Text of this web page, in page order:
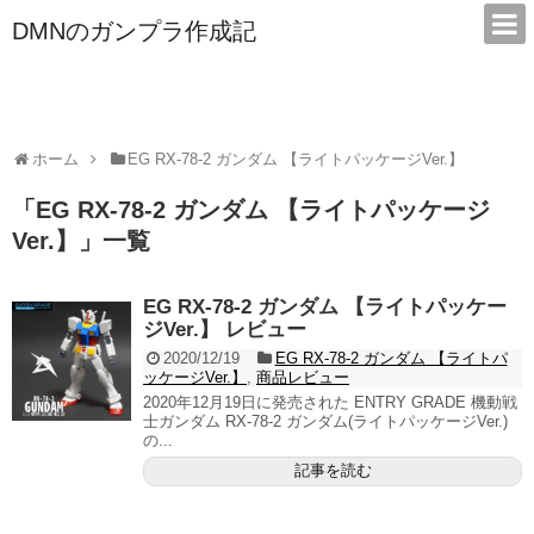
DMNのガンプラ作成記
ホーム EG RX-78-2 ガンダム 【ライトパッケージVer.】
「 EG RX-78-2 ガンダム 【ライトパッケージ
Ver.】
」 一覧
EG RX-78-2 ガンダム 【ライトパッケー
ジVer.】 レビュー
2020/12/19
EG RX-78-2 ガンダム 【ライトパ
ッケージVer.】 , 商品レビュー
2020年12月19日に発売された ENTRY GRADE 機動戦
士ガンダム RX-78-2 ガンダム(ライトパッケージVer.)
の...
記事を読む